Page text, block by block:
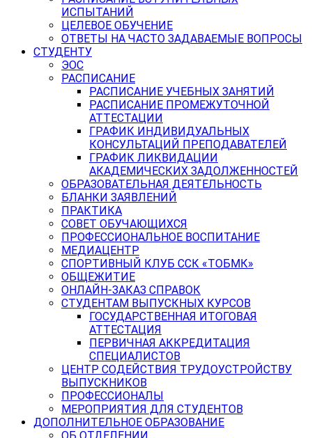
ИСПЫТАНИЙ
ЦЕЛЕВОЕ ОБУЧЕНИЕ
ОТВЕТЫ НА ЧАСТО ЗАДАВАЕМЫЕ ВОПРОСЫ
СТУДЕНТУ
ЭОС
РАСПИСАНИЕ
РАСПИСАНИЕ УЧЕБНЫХ ЗАНЯТИЙ
РАСПИСАНИЕ ПРОМЕЖУТОЧНОЙ
АТТЕСТАЦИИ
ГРАФИК ИНДИВИДУАЛЬНЫХ
КОНСУЛЬТАЦИЙ ПРЕПОДАВАТЕЛЕЙ
ГРАФИК ЛИКВИДАЦИИ
АКАДЕМИЧЕСКИХ ЗАДОЛЖЕННОСТЕЙ
ОБРАЗОВАТЕЛЬНАЯ ДЕЯТЕЛЬНОСТЬ
БЛАНКИ ЗАЯВЛЕНИЙ
ПРАКТИКА
СОВЕТ ОБУЧАЮЩИХСЯ
ПРОФЕССИОНАЛЬНОЕ ВОСПИТАНИЕ
МЕДИАЦЕНТР
СПОРТИВНЫЙ КЛУБ ССК «ТОБМК»
ОБЩЕЖИТИЕ
ОНЛАЙН-ЗАКАЗ СПРАВОК
СТУДЕНТАМ ВЫПУСКНЫХ КУРСОВ
ГОСУДАРСТВЕННАЯ ИТОГОВАЯ
АТТЕСТАЦИЯ
ПЕРВИЧНАЯ АККРЕДИТАЦИЯ
СПЕЦИАЛИСТОВ
ЦЕНТР СОДЕЙСТВИЯ ТРУДОУСТРОЙСТВУ
ВЫПУСКНИКОВ
ПРОФЕССИОНАЛЫ
МЕРОПРИЯТИЯ ДЛЯ СТУДЕНТОВ
ДОПОЛНИТЕЛЬНОЕ ОБРАЗОВАНИЕ